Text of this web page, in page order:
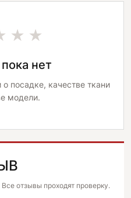
нет
посадке, качестве ткани
модели.
отзывы проходят проверку.